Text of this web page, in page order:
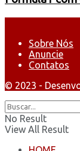
Sobre Nós
Anuncie
Contatos
© 2023 -
No Result
View All Result